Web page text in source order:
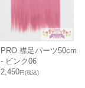
PRO 襟足パーツ50cm
- ピンク06
2,450円(税込)